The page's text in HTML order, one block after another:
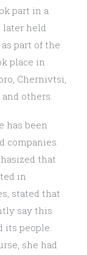
part in a
later held
part of the
place in
Chernivtsi,
others.
has been
companies.
that
in
stated that
say this
its people.
she had